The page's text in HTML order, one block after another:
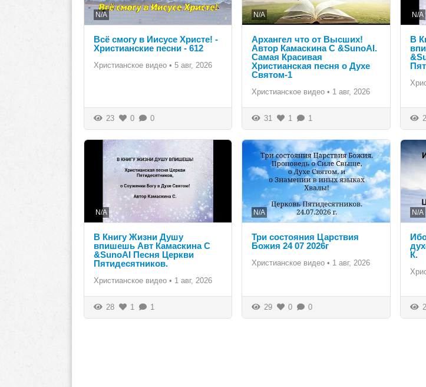
N/A
Всё смогу в Иисусе Христе! -
Христианские песни - 612
Христианское видео • 5 авг, 2026
23 0 0
N/A
Архангел что от Высших!
Автор Камаскина С &SunoAI.
Самая Красивая
Христианская песня о Духе
Святом-1
Христианское видео • 1 авг, 2026
31 1 1
N/A
В
N/A
В Книгу Жизни Душу
впишешь Авт Камаскина С
&SunoAI Песня Церкви
Пятидесятников.
Христианское видео • 1 авг, 2026
28 1 1
N/A
Три состояния Царствия
Божия 24 07 2026г
Христианское видео • 1 авг, 2026
29 0 0
N/A
К.